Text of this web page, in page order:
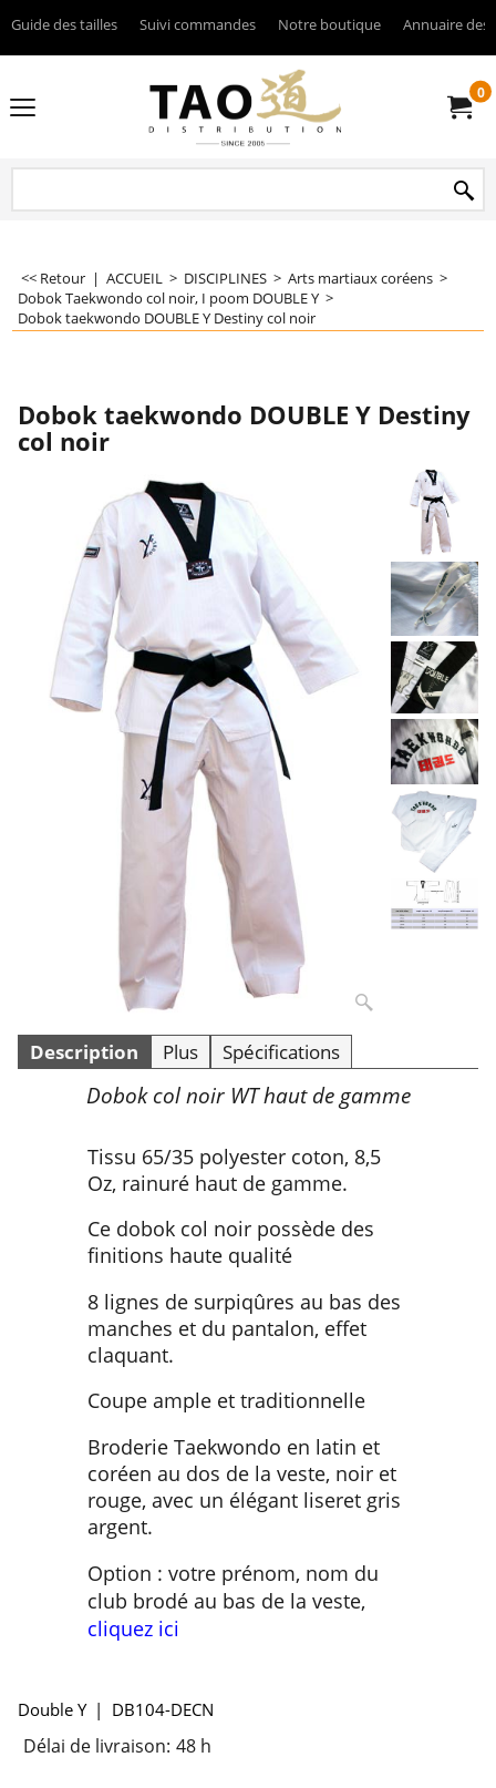
Guide des tailles Suivi commandes Notre boutique Annuaire des
0
<< Retour | ACCUEIL > DISCIPLINES > Arts martiaux coréens >
Dobok Taekwondo col noir, I poom DOUBLE Y >
Dobok taekwondo DOUBLE Y Destiny col noir
Dobok taekwondo DOUBLE Y Destiny
col noir
Description Plus Spécifications
Dobok col noir WT haut de gamme
Tissu 65/35 polyester coton, 8,5
Oz, rainuré haut de gamme.
Ce dobok col noir possède des
finitions haute qualité
8 lignes de surpiqûres au bas des
manches et du pantalon, effet
claquant.
Coupe ample et traditionnelle
Broderie Taekwondo en latin et
coréen au dos de la veste, noir et
rouge, avec un élégant liseret gris
argent.
Option : votre prénom, nom du
club brodé au bas de la veste,
cliquez ici
Double Y DB104-DECN
Délai de livraison: 48 h